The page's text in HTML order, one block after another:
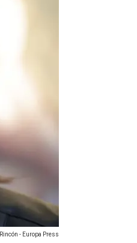
- Europa Press